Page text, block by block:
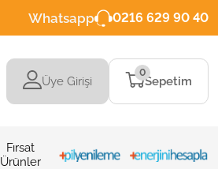
Whatsapp 0216 629 90 40
Üye Girişi Sepetim
0
Fırsat
Ürünler